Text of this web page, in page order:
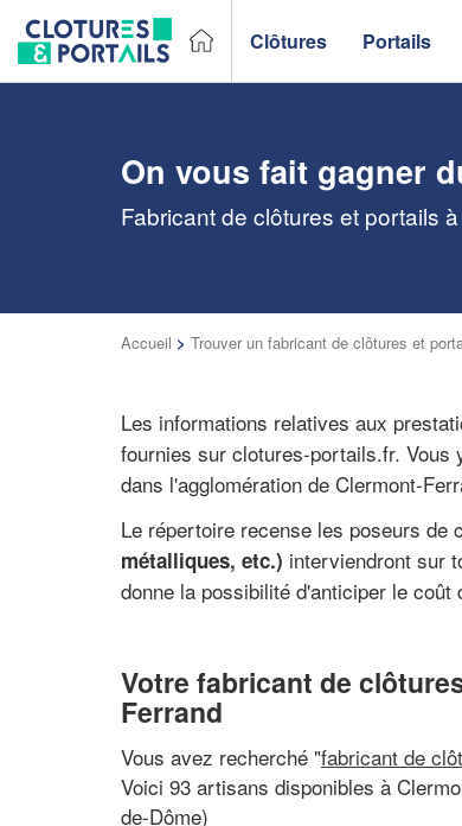
Clôtures Portails
On vous fait gagner
Fabricant de clôtures et portails
Accueil > Trouver un fabricant de clôtures et
Les informations relatives aux
fournies sur clotures-portails.fr. Vous
dans l'agglomération de Clermont-
Le répertoire recense les poseurs
métalliques, etc.) interviendront sur
donne la possibilité d'anticiper le coût
Votre fabricant de
Ferrand
Vous avez recherché "fabricant de
Voici 93 artisans disponibles à
de-Dôme)